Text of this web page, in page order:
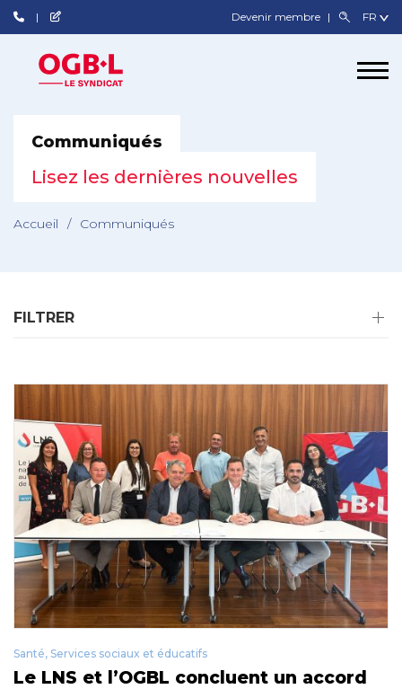
Devenir membre
Communiqués
Lisez les dernières nouvelles
Accueil / Communiqués
FILTRER
Santé, Services sociaux et éducatifs
Le LNS et l’OGBL concluent un accord